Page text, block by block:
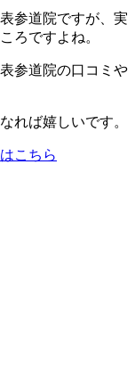
参道院ですが、実
ろですよね。
参道院の口コミや
れば嬉しいです。
こちら